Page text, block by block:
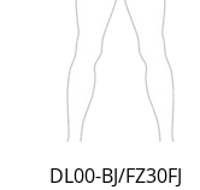
DL00-BJ/FZ30FJ